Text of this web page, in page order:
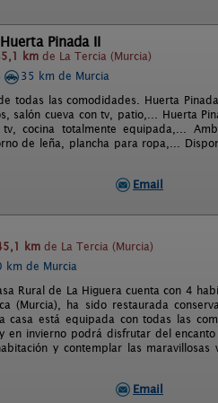
Pinada II
km de La Tercia (Murcia)
35 km de Murcia
todas las comodidades. Huerta
salón cueva con tv, patio,... Huerta
cocina totalmente equipada,...
de leña, plancha para ropa,...
Email
km de La Tercia (Murcia)
km de Murcia
Rural de La Higuera cuenta con 4
(Murcia), ha sido restaurada
casa está equipada con todas las
en invierno podrá disfrutar del
y contemplar las
Email